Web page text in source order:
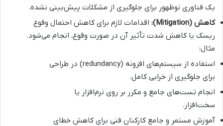
یک فناوری نوظهور برای جلوگیری از مشکلات پیش‌بینی نشده.
کاهش (Mitigation):
اقدامات لازم برای کاهش احتمال وقوع
ریسک یا کاهش شدت تأثیر آن در صورت وقوع، انجام می‌شود.
مثال:
استفاده از سیستم‌های افزونه (redundancy) در طراحی
برای جلوگیری از خرابی کامل.
انجام تست‌های جامع و مکرر بر روی نرم‌افزار یا
سخت‌افزار.
آموزش مستمر و جامع کارکنان فنی برای کاهش خطای